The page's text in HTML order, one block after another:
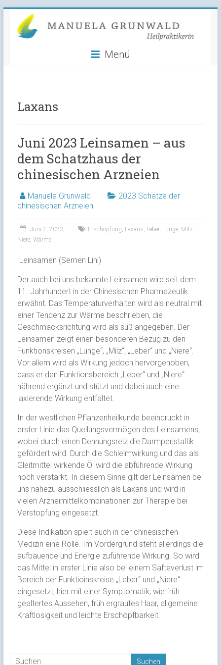
content
Manuela
Grunwald
Menü
Laxans
Juni 2023 Leinsamen – aus
dem Schatzhaus der
chinesischen Arzneien
Manuela Grunwald
2023 Schätze der
chinesischen Arzneien
Juni 2, 2023 Erschöpfung Laxans Leber, Lunge, Milz,
Niere, Wärme
Leinsamen (Semen Lini)
Der auch bei uns bekannte Leinsamen wird seit dem
11. Jahrhundert in der Chinesischen Pharmazeutik
erwähnt. Das Temperaturverhalten wird als neutral mit
einer Tendenz zur Wärme beschrieben, die
Geschmacksrichtung wird als süß angegeben. Der
Leinsamen zeigt einen besonderen Bezug zu den
Funktionskreisen „Lunge“, „Milz“, „Leber“ und „Niere“.
Vor allem wird als Wirkung jedoch hervorgehoben,
dass er den Funktionsbereich „Leber“ und „Niere“
nährend ergänzt und stützt und dabei auch eine
laxierende Wirkung entfaltet.
In der westlichen Pflanzenheilkunde beeindruckt in
erster Linie das Quellungsvermögen des Leinsamens,
wobei durch einen Dehnungsreiz die Darmperistaltik
gefördert wird. Durch die Schleimwirkung und das als
Gleitmittel wirkende Öl wird die abführende Wirkung
noch verstärkt. In diesem Sinne gilt der Leinsamen bei
uns nahezu ausschliesslich als Laxans und wird in
vielen Arzneimittelkombinationen zur Therapie bei
Verstopfung eingesetzt.
Diese Indikation spielt auch in der chinesischen
Medizin eine Rolle. Im Vordergrund steht allerdings die
aufbauende und Energie zuführende Wirkung. So wird
das Mittel in erster Linie also bei einem Säfteverlust im
Bereich der Funktioinskreise „Leber“ und „Niere“
eingesetzt, hier mit einer Symptomatik, wie früh
gealtertes Aussehen, früh ergrautes Haar, allgemeine
Kraftlosigkeit und leichte Erschöpfbarkeit.